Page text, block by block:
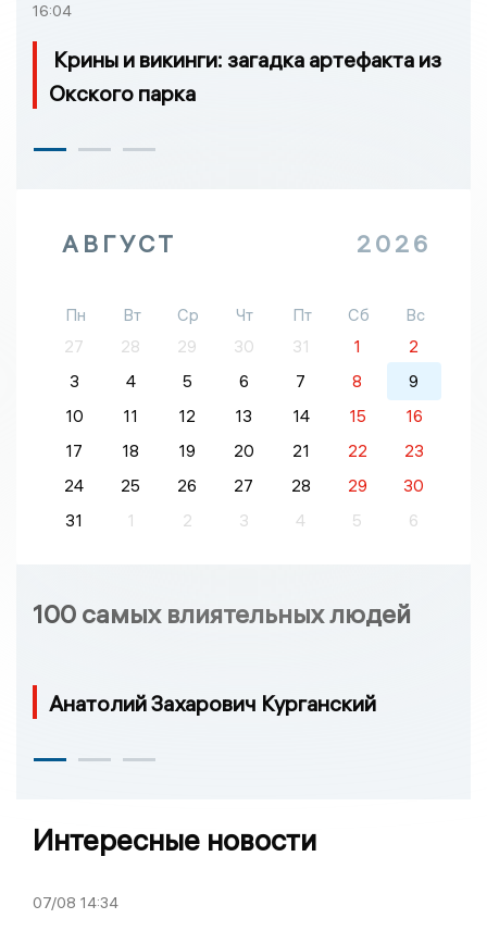
16:04
Крины и викинги: загадка артефакта из
Окского парка
АВГУСТ 2026
Пн Вт Ср Чт Пт Сб
Вс
27
28 29 30 31 1
2
3
4 5 6 7 8
9
10
11 12 13 14 15
16
17
18 19 20 21 22
23
24
25 26 27 28 29
30
31
1 2 3 4 5 6
100 самых влиятельных людей
Анатолий Захарович Курганский
Интересные новости
07/08 14:34